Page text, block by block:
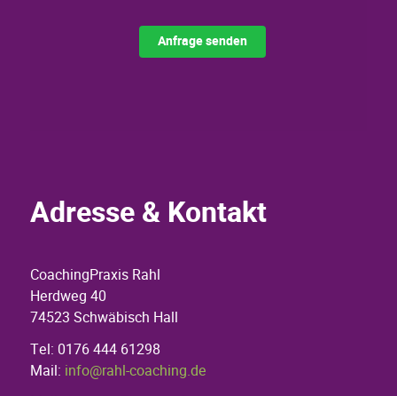
Adresse & Kontakt
CoachingPraxis Rahl
Herdweg 40
74523 Schwäbisch Hall
Tel: 0176 444 61298
Mail: info@rahl-coaching.de